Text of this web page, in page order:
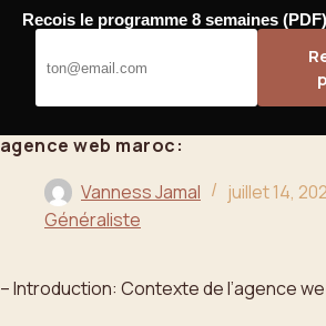
Passer
contenu
Bahoo
agence web maroc:
Vanness Jamal
juillet 14,
Généraliste
– Introduction: Contexte de l’agence
Recois le programme 8 semaines